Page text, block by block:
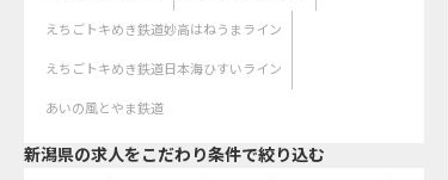
えちごトキめき鉄道妙高はねうまライン
えちごトキめき鉄道日本海ひすいライン
あいの風とやま鉄道
新潟県の求人をこだわり条件で絞り込む